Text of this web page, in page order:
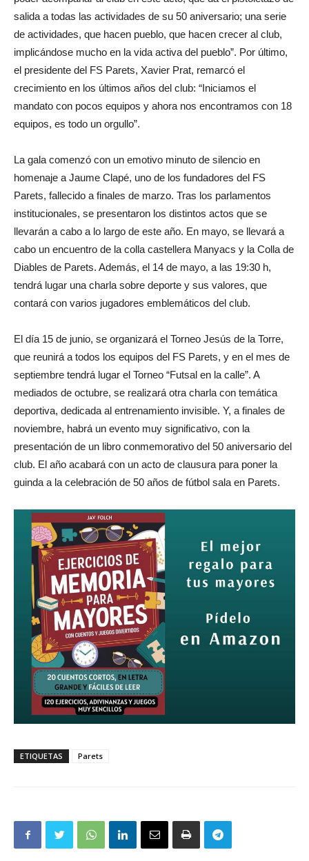
salida a todas las actividades de su 50 aniversario; una serie
de actividades, que hacen pueblo, que hacen crecer al club,
implicándose mucho en la vida activa del pueblo”. Por último,
el presidente del FS Parets, Xavier Prat, remarcó el
crecimiento en los últimos años del club: “Iniciamos el
mandato con pocos equipos y ahora nos encontramos con 18
equipos, es todo un orgullo”.
La gala comenzó con un emotivo minuto de silencio en
homenaje a Jaume Clapé, uno de los fundadores del FS
Parets, fallecido a finales de marzo. Tras los parlamentos
institucionales, se presentaron los distintos actos que se
llevarán a cabo a lo largo de este año. En mayo, se llevará a
cabo un encuentro de la colla castellera Manyacs y la Colla de
Diables de Parets. Además, el 14 de mayo, a las 19:30 h,
tendrá lugar una charla sobre deporte y sus valores, que
contará con varios jugadores emblemáticos del club.
El día 15 de junio, se organizará el Torneo Jesús de la Torre,
que reunirá a todos los equipos del FS Parets, y en el mes de
septiembre tendrá lugar el Torneo “Futsal en la calle”. A
mediados de octubre, se realizará otra charla con temática
deportiva, dedicada al entrenamiento invisible. Y, a finales de
noviembre, habrá un evento muy significativo, con la
presentación de un libro conmemorativo del 50 aniversario del
club. El año acabará con un acto de clausura para poner la
guinda a la celebración de 50 años de fútbol sala en Parets.
ETIQUETAS Parets